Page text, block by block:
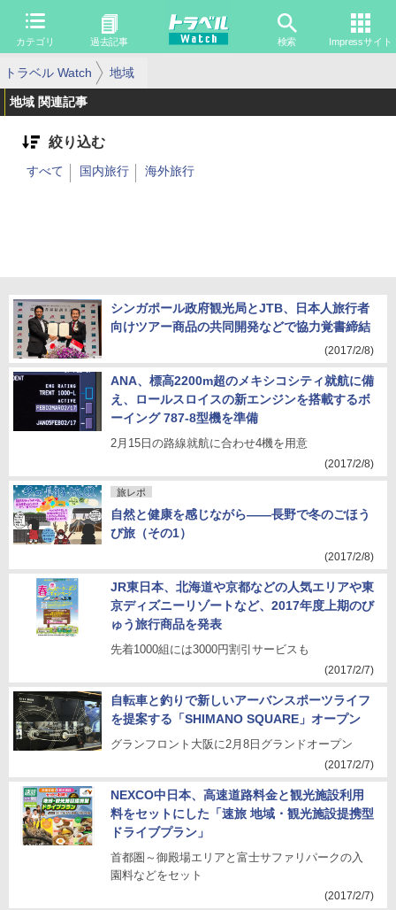
カテゴリ 過去記事 検索 Impressサイト
トラベル Watch 地域
地域 関連記事
絞り込む
すべて 国内旅行 海外旅行
シンガポール政府観光局とJTB、日本人旅行者
向けツアー商品の共同開発などで協力覚書締結
(2017/2/8)
ANA、標高2200m超のメキシコシティ就航に備
え、ロールスロイスの新エンジンを搭載するボ
ーイング 787-8型機を準備
2月15日の路線就航に合わせ4機を用意
(2017/2/8)
旅レポ
自然と健康を感じながら――長野で冬のごほう
び旅（その1）
(2017/2/8)
JR東日本、北海道や京都などの人気エリアや東
京ディズニーリゾートなど、2017年度上期のび
ゅう旅行商品を発表
先着1000組には3000円割引サービスも
(2017/2/7)
自転車と釣りで新しいアーバンスポーツライフ
を提案する「SHIMANO SQUARE」オープン
グランフロント大阪に2月8日グランドオープン
(2017/2/7)
NEXCO中日本、高速道路料金と観光施設利用
料をセットにした「速旅 地域・観光施設提携型
ドライブプラン」
首都圏～御殿場エリアと富士サファリパークの入
園料などをセット
(2017/2/7)